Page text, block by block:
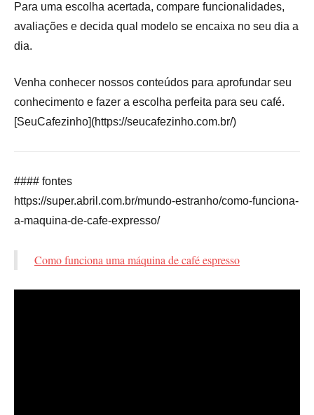
Para uma escolha acertada, compare funcionalidades,
avaliações e decida qual modelo se encaixa no seu dia a
dia.
Venha conhecer nossos conteúdos para aprofundar seu
conhecimento e fazer a escolha perfeita para seu café.
[SeuCafezinho](https://seucafezinho.com.br/)
#### fontes
https://super.abril.com.br/mundo-estranho/como-funciona-
a-maquina-de-cafe-expresso/
Como funciona uma máquina de café espresso